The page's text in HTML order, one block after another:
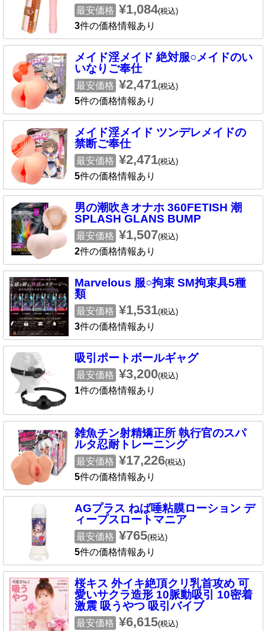
最安価格 ¥1,084(税込)
3件の価格情報あり
メイド淫メイド 絶対服○メイドのい
いなりご奉仕
最安価格 ¥2,471(税込)
5件の価格情報あり
メイド淫メイド ツンデレメイドの
禁断ご奉仕
最安価格 ¥2,471(税込)
5件の価格情報あり
男の潮吹きオナホ 360FETISH 潮
SPLASH GLANS BUMP
最安価格 ¥1,507(税込)
2件の価格情報あり
Marvelous 服○拘束 SM拘束具5種
類
最安価格 ¥1,531(税込)
3件の価格情報あり
吸引ポートボールギャグ
最安価格 ¥3,200(税込)
1件の価格情報あり
雑魚チン射精矯正所 執行官のスパ
ルタ忍耐トレーニング
最安価格 ¥17,226(税込)
5件の価格情報あり
AGプラス ねば唾粘膜ローション デ
ィープスロートマニア
最安価格 ¥765(税込)
5件の価格情報あり
桜キス 外イキ絶頂クリ乳首攻め 可
愛いサクラ造形 10脈動吸引 10密着
激震 吸うやつ 吸引バイブ
最安価格 ¥6,615(税込)